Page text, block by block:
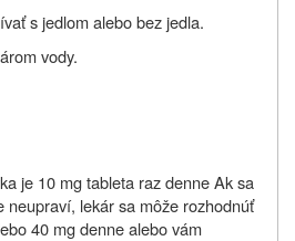
s jedlom alebo bez jedla.
vody.
je 10 mg tableta raz denne Ak sa
neupraví, lekár sa môže rozhodnúť
40 mg denne alebo vám